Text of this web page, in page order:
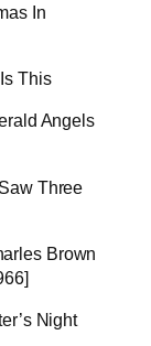
In
This
Angels
Three
Brown
Night